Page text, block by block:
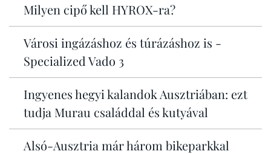
Milyen cipő kell HYROX-ra?
Városi ingázáshoz és túrázáshoz is -
Specialized Vado 3
Ingyenes hegyi kalandok Ausztriában: ezt
tudja Murau családdal és kutyával
Alsó-Ausztria már három bikeparkkal